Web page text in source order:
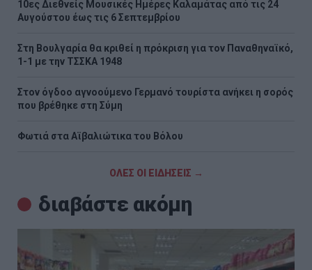
10ες Διεθνείς Μουσικές Ημέρες Καλαμάτας από τις 24
Αυγούστου έως τις 6 Σεπτεμβρίου
Στη Βουλγαρία θα κριθεί η πρόκριση για τον Παναθηναϊκό,
1-1 με την ΤΣΣΚΑ 1948
Στον όγδοο αγνοούμενο Γερμανό τουρίστα ανήκει η σορός
που βρέθηκε στη Σύμη
Φωτιά στα Αϊβαλιώτικα του Βόλου
ΟΛΕΣ ΟΙ ΕΙΔΗΣΕΙΣ →
διαβάστε ακόμη